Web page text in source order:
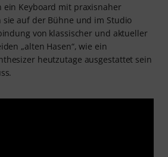
ein Keyboard mit praxisnaher
auf der Bühne und im Studio
von klassischer und aktueller
„alten Hasen“, wie ein
heutzutage ausgestattet sein